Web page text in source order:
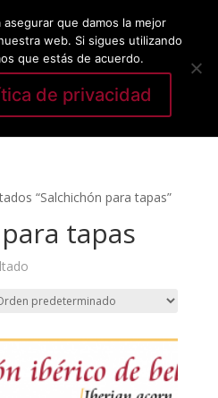
“Salchichón para tapas”
tapas
que damos la mejor
web. Si sigues utilizando
que estás de acuerdo.
de privacidad